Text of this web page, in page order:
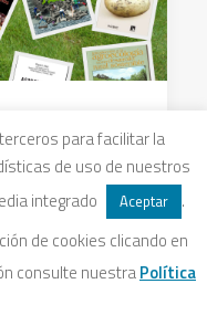
de
de expertos…
para facilitar la
de uso de nuestros
integrado
Aceptar
.
de cookies clicando en
consulte nuestraPolítica